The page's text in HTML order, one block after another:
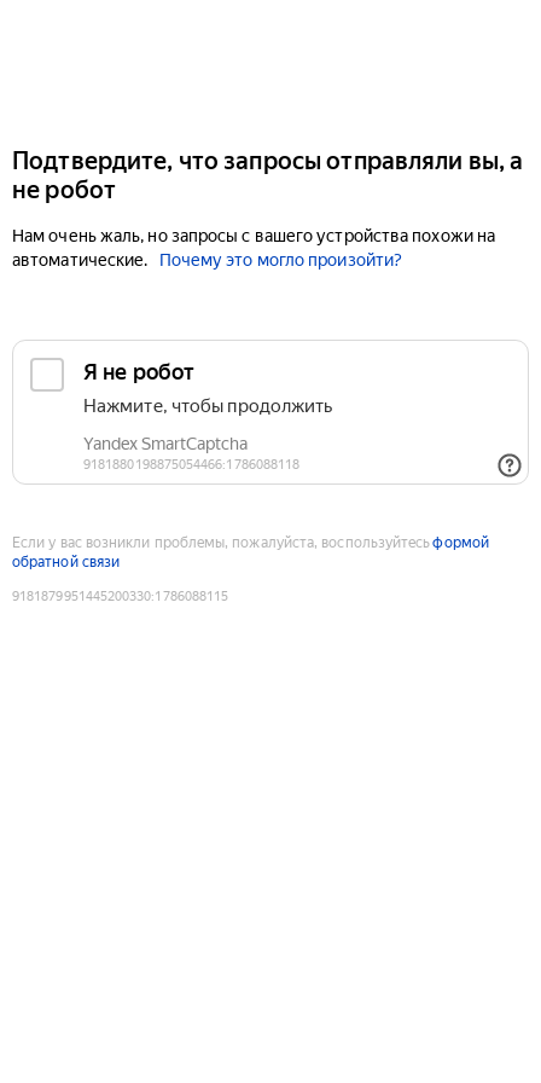
Подтвердите, что запросы отправляли вы, а
не робот
Нам очень жаль, но запросы с вашего устройства похожи на
автоматические.
Почему это могло произойти?
Если у вас возникли проблемы, пожалуйста, воспользуйтесьформой
обратной связи
9181879951445200330:1786088115